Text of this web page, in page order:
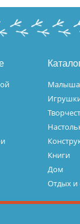
Книги
Дом
Отдых и